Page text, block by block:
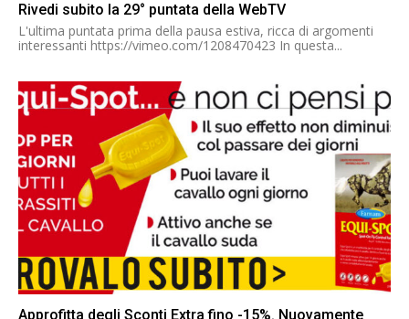
Rivedi subito la 29° puntata della WebTV
L'ultima puntata prima della pausa estiva, ricca di argomenti
interessanti https://vimeo.com/1208470423 In questa...
Approfitta degli Sconti Extra fino -15%. Nuovamente